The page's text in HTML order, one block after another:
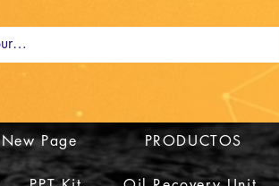
New Page PRODUCTOS